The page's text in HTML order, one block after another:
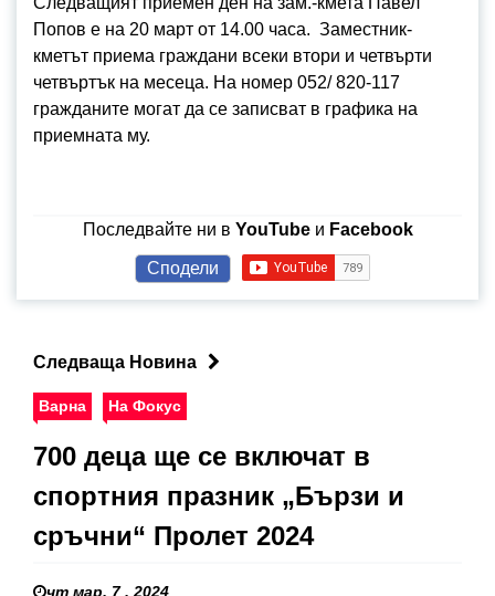
Попов е на 20 март от 14.00 часа. Заместник-
кметът приема граждани всеки втори и четвърти
четвъртък на месеца. На номер 052/ 820-117
гражданите могат да се записват в графика на
приемната му.
Последвайте ни в YouTubeи Facebook
Сподели
Следваща Новина
Варна На Фокус
700 деца ще се включат в
спортния празник „Бързи и
сръчни“ Пролет 2024
чт мар. 7 , 2024